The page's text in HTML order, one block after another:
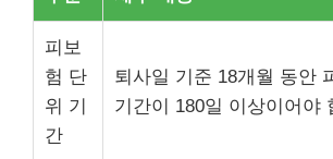
피보
험 단
위 기
간
퇴사일 기준 18개월 동안
기간이 180일 이상이어야